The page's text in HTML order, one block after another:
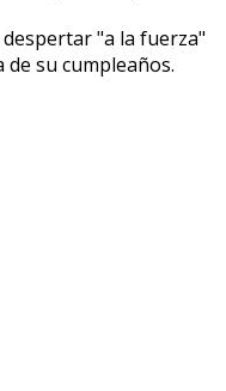
"a la fuerza"
su cumpleaños.